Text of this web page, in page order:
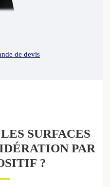
de devis
SURFACES
PAR
?